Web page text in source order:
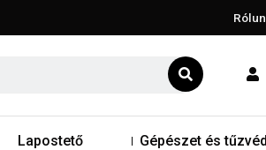
Lapostető Gépészet és